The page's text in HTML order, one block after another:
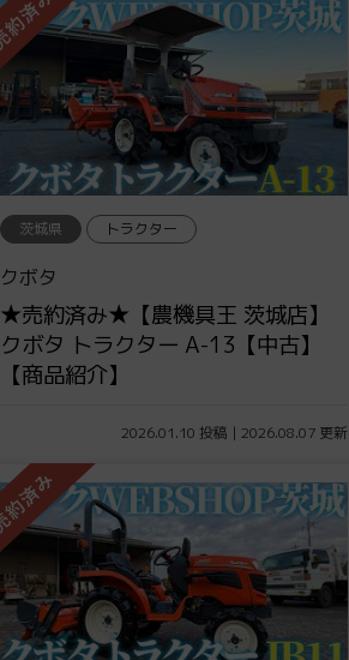
茨城県 トラクター
クボタ
★売約済み★【農機具王 茨城店】
クボタ トラクター A-13【中古】
【商品紹介】
2026.01.10 投稿 | 2026.08.07 更新